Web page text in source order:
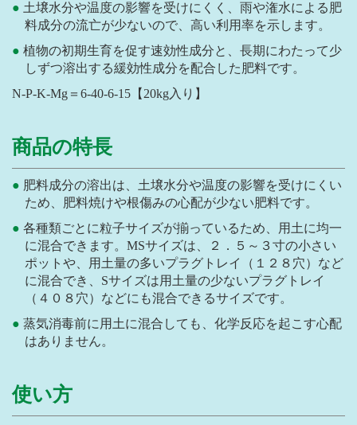
土壌水分や温度の影響を受けにくく、雨や潅水による肥
料成分の流亡が少ないので、高い利用率を示します。
植物の初期生育を促す速効性成分と、長期にわたって少
しずつ溶出する緩効性成分を配合した肥料です。
N-P-K-Mg＝6-40-6-15【20kg入り】
商品の特長
肥料成分の溶出は、土壌水分や温度の影響を受けにくい
ため、肥料焼けや根傷みの心配が少ない肥料です。
各種類ごとに粒子サイズが揃っているため、用土に均一
に混合できます。MSサイズは、２．５～３寸の小さい
ポットや、用土量の多いプラグトレイ（１２８穴）など
に混合でき、Sサイズは用土量の少ないプラグトレイ
（４０８穴）などにも混合できるサイズです。
蒸気消毒前に用土に混合しても、化学反応を起こす心配
はありません。
使い方